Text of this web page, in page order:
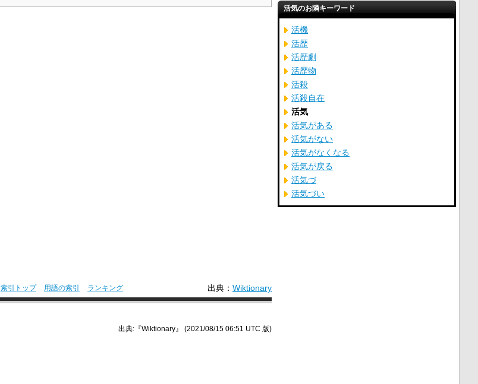
索引トップ 用語の索引 ランキング 出典： Wiktionary
出典:『Wiktionary』 (2021/08/15 06:51 UTC 版)
活気のお隣キーワード
活機
活歴
活歴劇
活歴物
活殺
活殺自在
活気
活気がある
活気がない
活気がなくなる
活気が戻る
活気づ
活気づい